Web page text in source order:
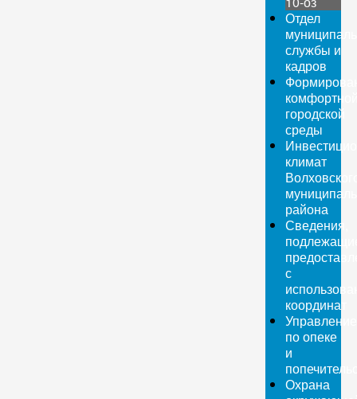
Отдел
службы и
кадров
городской
среды
климат
района
Сведения,
с
координат
Управление
по опеке
и
Охрана